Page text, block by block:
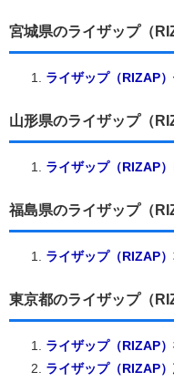
宮城県のライザップ（
ライザップ（RIZAP
山形県のライザップ（
ライザップ（RIZAP
福島県のライザップ（
ライザップ（RIZAP
東京都のライザップ（
ライザップ（RIZAP
ライザップ（RIZAP